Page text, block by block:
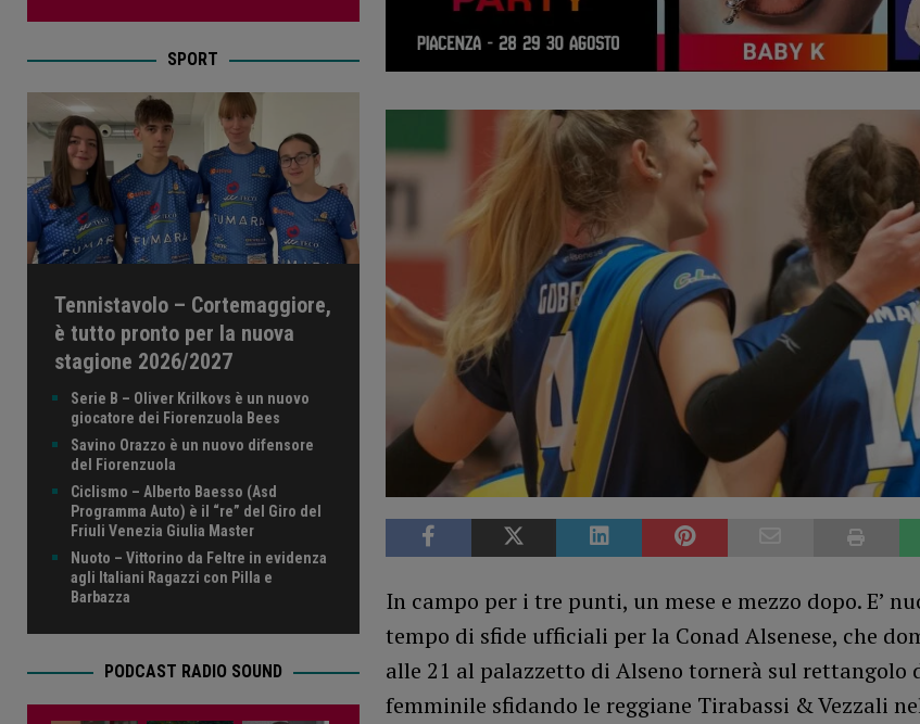
In campo per i tre punti, un mese e mezzo dopo. E’
tempo di sfide ufficiali per la Conad Alsenese, che
alle 21 al palazzetto di Alseno tornerà sul rettangolo
femminile sfidando le reggiane Tirabassi & Vezzali
SPORT
Tennistavolo – Cortemaggiore,
è tutto pronto per la nuova
stagione 2026/2027
Serie B – Oliver Krilkovs è un nuovo
giocatore dei Fiorenzuola Bees
Savino Orazzo è un nuovo difensore
del Fiorenzuola
Ciclismo – Alberto Baesso (Asd
Programma Auto) è il “re” del Giro del
Friuli Venezia Giulia Master
Nuoto – Vittorino da Feltre in evidenza
agli Italiani Ragazzi con Pilla e
Barbazza
PODCAST RADIO SOUND